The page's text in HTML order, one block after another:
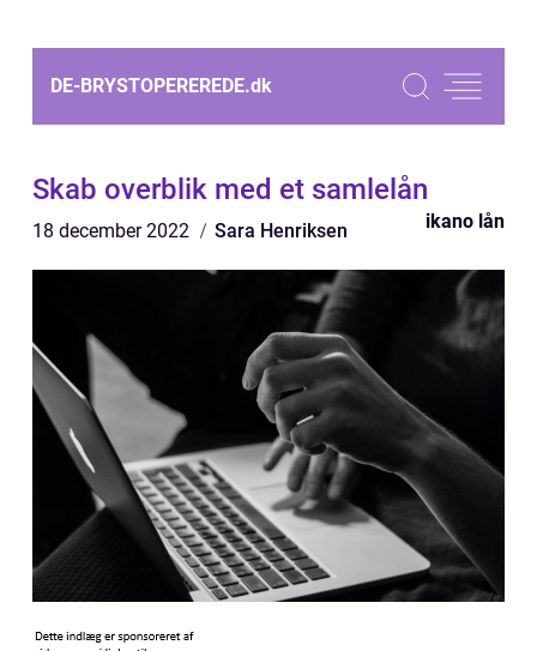
DE-BRYSTOPEREREDE.dk
Skab overblik med et samlelån
18 december 2022 Sara Henriksen ikano lån